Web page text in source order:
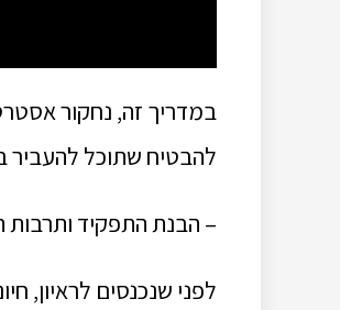
במדריך זה, נחקור
להבטיח שתוכל להעביר
– הבנת התפקיד ותרבות
לפני שנכנסים לראיון,